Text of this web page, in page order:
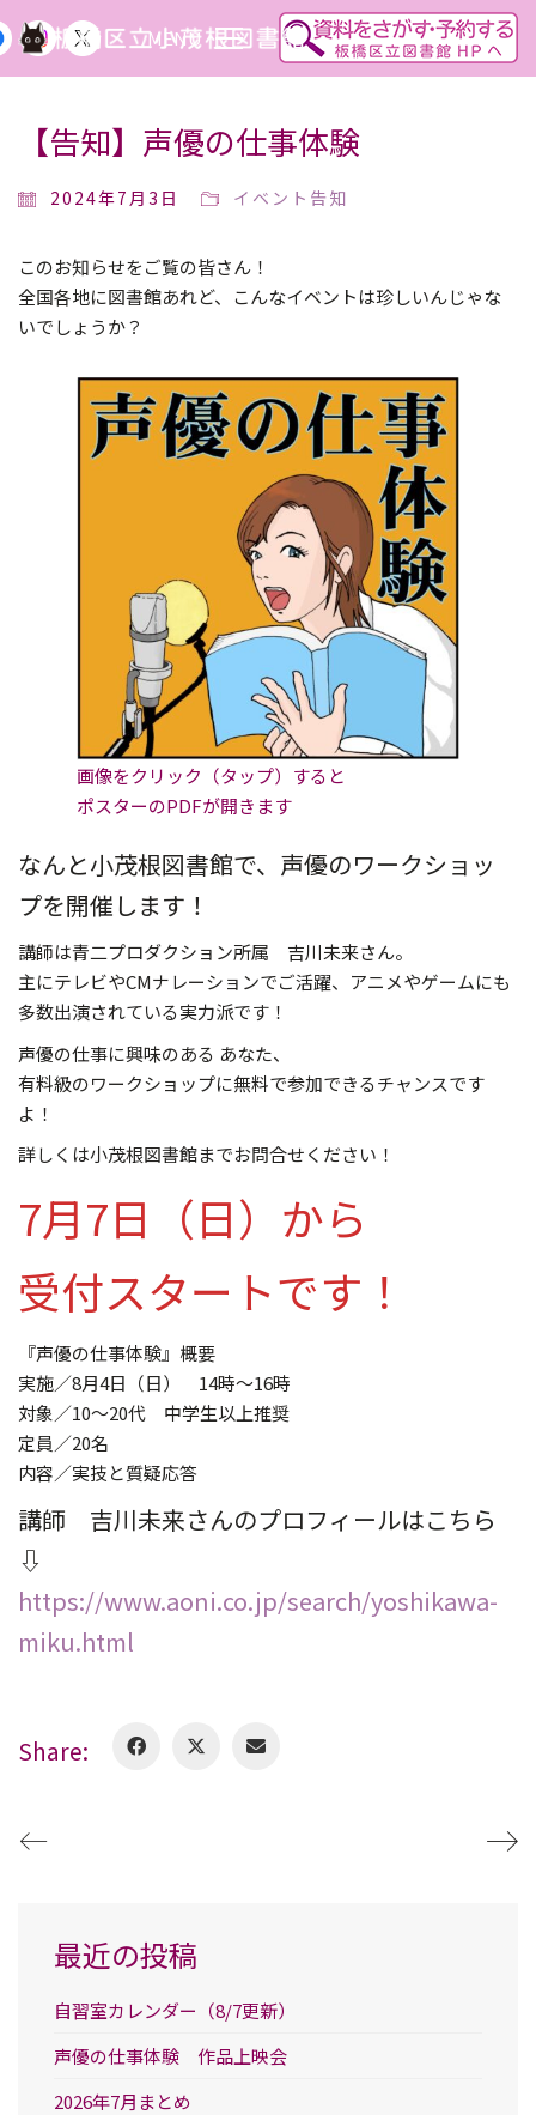
MENU
【告知】声優の仕事体験
2024年7月3日 イベント告知
このお知らせをご覧の皆さん！
全国各地に図書館あれど、こんなイベントは珍しいんじゃな
いでしょうか？
画像をクリック（タップ）すると
ポスターのPDFが開きます
なんと小茂根図書館で、声優のワークショッ
プを開催します！
講師は青二プロダクション所属 吉川未来さん。
主にテレビやCMナレーションでご活躍、アニメやゲームにも
多数出演されている実力派です！
声優の仕事に興味のある あなた、
有料級のワークショップに無料で参加できるチャンスです
よ！
詳しくは小茂根図書館までお問合せください！
7月7日（日）から
受付スタートです！
『声優の仕事体験』概要
実施／8月4日（日） 14時～16時
対象／10～20代 中学生以上推奨
定員／20名
内容／実技と質疑応答
講師 吉川未来さんのプロフィールはこちら
⇩
https://www.aoni.co.jp/search/yoshikawa-
miku.html
Share:
最近の投稿
自習室カレンダー（8/7更新）
声優の仕事体験 作品上映会
2026年7月まとめ